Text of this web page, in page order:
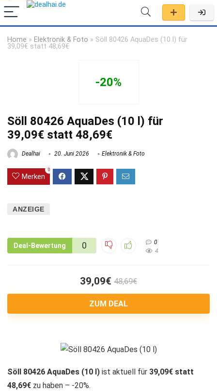
Home » Elektronik & Foto » Söll 80426 AquaDes (10 l) für
39,09€ statt 48,69€
-20%
Söll 80426 AquaDes (10 l) für
39,09€ statt 48,69€
Dealhai 20. Juni 2026 Elektronik & Foto
Merken
0
ANZEIGE
Deal-Bewertung 0
0
4
39,09€ 48,69€
ZUM DEAL
Söll 80426 AquaDes (10 l) ist aktuell für 39,09€ statt
48,69€ zu haben – -20%.